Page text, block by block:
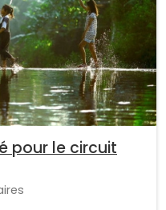
pour le circuit